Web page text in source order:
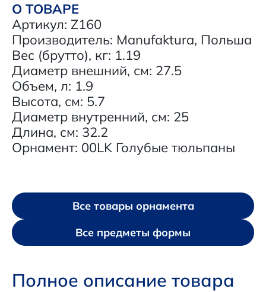
О ТОВАРЕ
Артикул: Z160
Производитель: Manufaktura, Польша
Вес (брутто), кг: 1.19
Диаметр внешний, см: 27.5
Объем, л: 1.9
Высота, см: 5.7
Диаметр внутренний, см: 25
Длина, см: 32.2
Орнамент: 00LK Голубые тюльпаны
Все товары орнамента
Все предметы формы
Полное описание товара